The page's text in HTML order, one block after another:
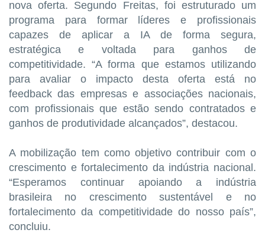
nova oferta. Segundo Freitas, foi estruturado um
programa para formar líderes e profissionais
capazes de aplicar a IA de forma segura,
estratégica e voltada para ganhos de
competitividade. “A forma que estamos utilizando
para avaliar o impacto desta oferta está no
feedback das empresas e associações nacionais,
com profissionais que estão sendo contratados e
ganhos de produtividade alcançados”, destacou.
A mobilização tem como objetivo contribuir com o
crescimento e fortalecimento da indústria nacional.
“Esperamos continuar apoiando a indústria
brasileira no crescimento sustentável e no
fortalecimento da competitividade do nosso país”,
concluiu.